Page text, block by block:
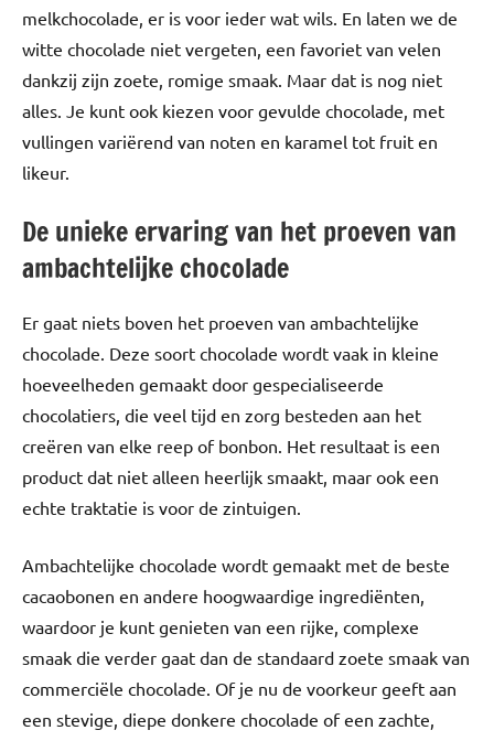
melkchocolade, er is voor ieder wat wils. En laten we de
witte chocolade niet vergeten, een favoriet van velen
dankzij zijn zoete, romige smaak. Maar dat is nog niet
alles. Je kunt ook kiezen voor gevulde chocolade, met
vullingen variërend van noten en karamel tot fruit en
likeur.
De unieke ervaring van het proeven van
ambachtelijke chocolade
Er gaat niets boven het proeven van ambachtelijke
chocolade. Deze soort chocolade wordt vaak in kleine
hoeveelheden gemaakt door gespecialiseerde
chocolatiers, die veel tijd en zorg besteden aan het
creëren van elke reep of bonbon. Het resultaat is een
product dat niet alleen heerlijk smaakt, maar ook een
echte traktatie is voor de zintuigen.
Ambachtelijke chocolade wordt gemaakt met de beste
cacaobonen en andere hoogwaardige ingrediënten,
waardoor je kunt genieten van een rijke, complexe
smaak die verder gaat dan de standaard zoete smaak van
commerciële chocolade. Of je nu de voorkeur geeft aan
een stevige, diepe donkere chocolade of een zachte,